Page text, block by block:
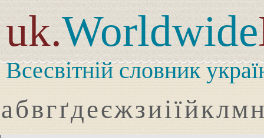
uk.Worldwide
Всесвітній словник
абвгґдеєжзиіїйклмн